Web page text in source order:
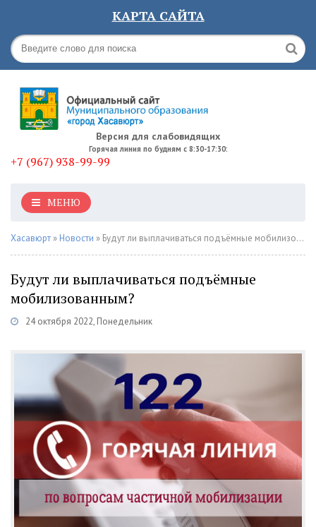
КАРТА САЙТА
Версия для слабовидящих
Горячая линия по будням с 8:30-17:30:
+7 (967) 938-99-99
МЕНЮ
Хасавюрт » Новости » Будут ли выплачиваться подъёмные мобилизованным?
Будут ли выплачиваться подъёмные
мобилизованным?
24 октября 2022, Понедельник